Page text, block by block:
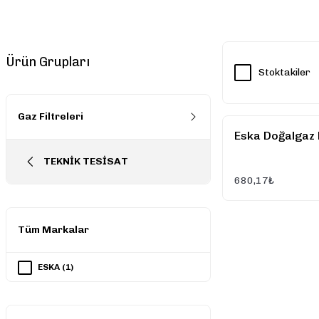
Ürün Grupları
Gaz Filtreleri
TEKNİK TESİSAT
Tüm Markalar
ESKA (1)
Stoktakiler
Eska
680,17₺